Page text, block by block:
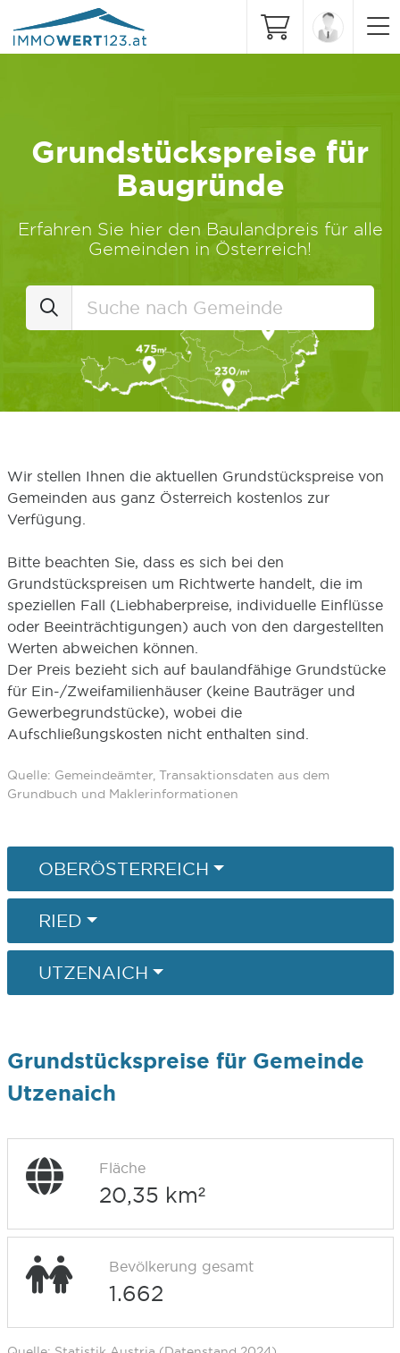
Grundstückspreise für
Baugründe
Erfahren Sie hier den Baulandpreis für alle
Gemeinden in Österreich!
Wir stellen Ihnen die aktuellen Grundstückspreise von
Gemeinden aus ganz Österreich kostenlos zur
Verfügung.
Bitte beachten Sie, dass es sich bei den
Grundstückspreisen um Richtwerte handelt, die im
speziellen Fall (Liebhaberpreise, individuelle Einflüsse
oder Beeinträchtigungen) auch von den dargestellten
Werten abweichen können.
Der Preis bezieht sich auf baulandfähige Grundstücke
für Ein-/Zweifamilienhäuser (keine Bauträger und
Gewerbegrundstücke), wobei die
Aufschließungskosten nicht enthalten sind.
Quelle: Gemeindeämter, Transaktionsdaten aus dem
Grundbuch und Maklerinformationen
OBERÖSTERREICH
RIED
UTZENAICH
Grundstückspreise für Gemeinde
Utzenaich
Fläche
20,35 km²
Bevölkerung gesamt
1.662